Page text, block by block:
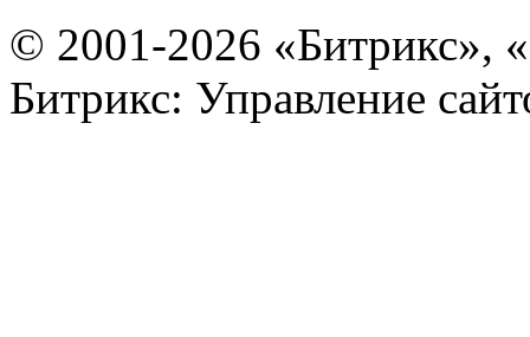
© 2001-2026 «Битрикс»,
Битрикс: Управление